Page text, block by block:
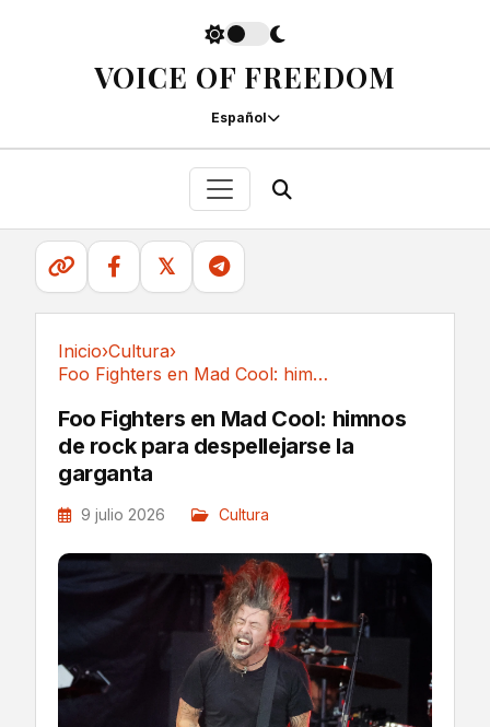
VOICE OF FREEDOM
Español
𝕏
Inicio›Cultura›
Foo Fighters en Mad Cool: himnos de rock para...
Foo Fighters en Mad Cool: himnos
de rock para despellejarse la
garganta
9 julio 2026 Cultura